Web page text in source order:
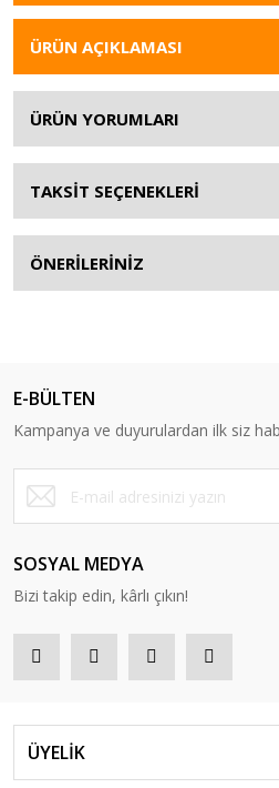
ÜRÜN AÇIKLAMASI
ÜRÜN YORUMLARI
TAKSİT SEÇENEKLERİ
ÖNERİLERİNİZ
E-BÜLTEN
Kampanya ve duyurulardan ilk siz
SOSYAL MEDYA
Bizi takip edin, kârlı çıkın!
ÜYELİK